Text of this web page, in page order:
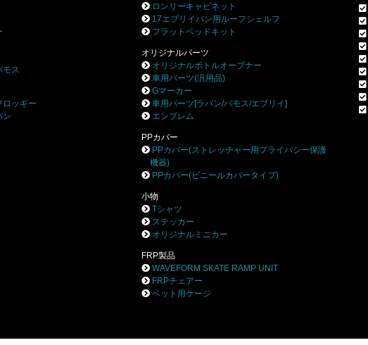
モス
ロッギー
ン
ロンリーキャビネット
17エブリイバン用ルーフシェルフ
フラットベッドキット
オリジナルパーツ
オリジナルボトルオープナー
車用パーツ(汎用品)
Gマーカー
車用パーツ[ラパン/バモス/エブリイ]
エンブレム
PPカバー
PPカバー(ストレッチャー用プライバシー保護
機器)
PPカバー(ビニールカバータイプ)
小物
Tシャツ
ステッカー
オリジナルミニカー
FRP製品
WAVEFORM SKATE RAMP UNIT
FRPチェアー
ペット用ケージ